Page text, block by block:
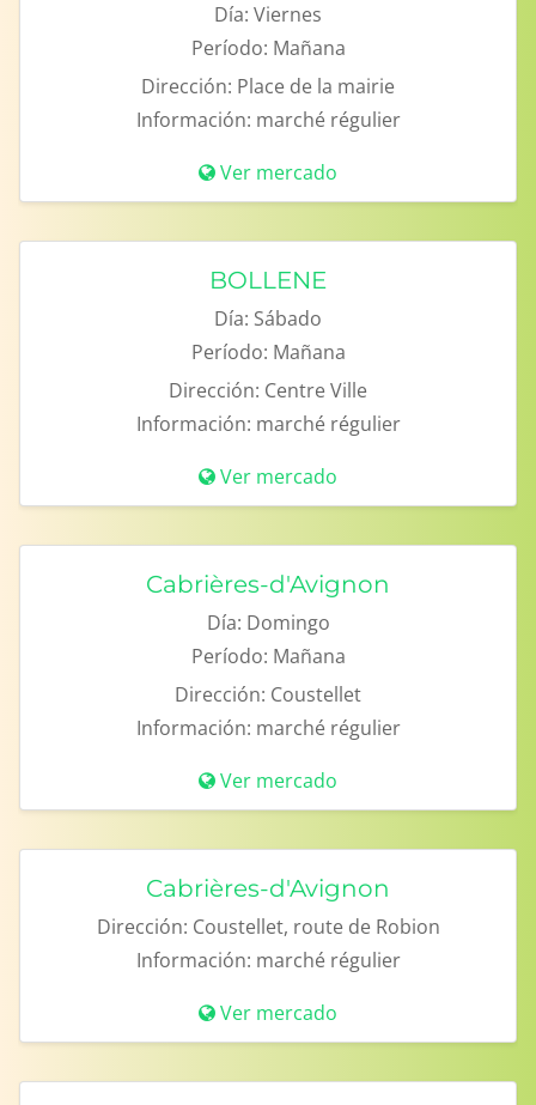
Día: Viernes
Período: Mañana
Dirección: Place de la mairie
Información: marché régulier
Ver mercado
BOLLENE
Día: Sábado
Período: Mañana
Dirección: Centre Ville
Información: marché régulier
Ver mercado
Cabrières-d'Avignon
Día: Domingo
Período: Mañana
Dirección: Coustellet
Información: marché régulier
Ver mercado
Cabrières-d'Avignon
Dirección: Coustellet, route de Robion
Información: marché régulier
Ver mercado